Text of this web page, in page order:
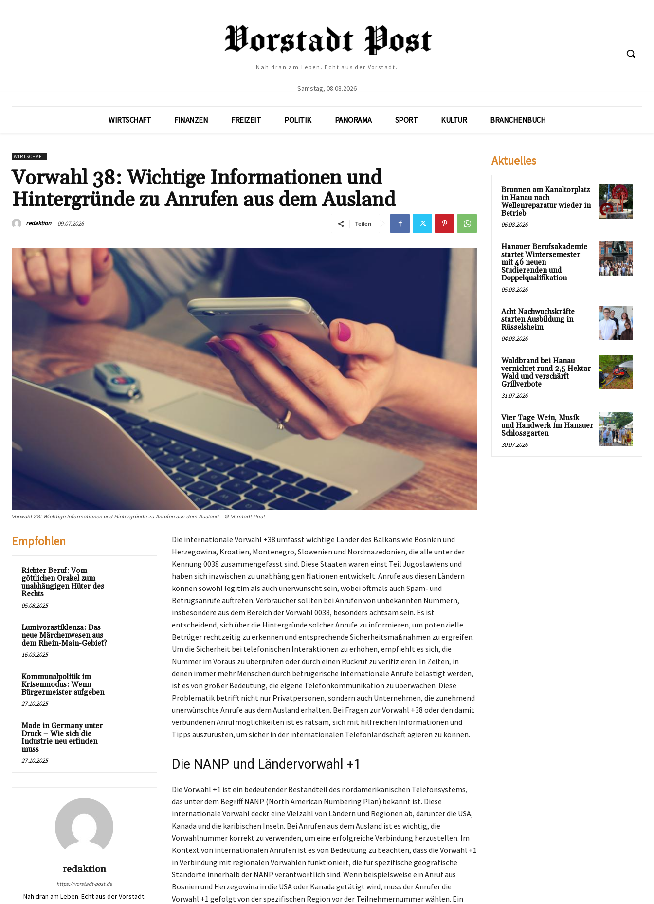
Nah dran am Leben. Echt aus der Vorstadt.
Samstag, 08.08.2026
WIRTSCHAFT FINANZEN FREIZEIT POLITIK PANORAMA SPORT KULTUR BRANCHENBUCH
WIRTSCHAFT
Vorwahl 38: Wichtige Informationen und
Hintergründe zu Anrufen aus dem Ausland
redaktion 09.07.2026 Teilen
Vorwahl 38: Wichtige Informationen und Hintergründe zu Anrufen aus dem Ausland - © Vorstadt Post
Empfohlen
Richter Beruf: Vom
göttlichen Orakel zum
unabhängigen Hüter des
Rechts
05.08.2025
Lumivorastiklenza: Das
neue Märchenwesen aus
dem Rhein-Main-Gebiet?
16.09.2025
Kommunalpolitik im
Krisenmodus: Wenn
Bürgermeister aufgeben
27.10.2025
Made in Germany unter
Druck – Wie sich die
Industrie neu erfinden
muss
27.10.2025
redaktion
https://vorstadt-post.de
Nah dran am Leben. Echt aus der Vorstadt.
Die internationale Vorwahl +38 umfasst wichtige Länder des Balkans wie Bosnien und
Herzegowina, Kroatien, Montenegro, Slowenien und Nordmazedonien, die alle unter der
Kennung 0038 zusammengefasst sind. Diese Staaten waren einst Teil Jugoslawiens und
haben sich inzwischen zu unabhängigen Nationen entwickelt. Anrufe aus diesen Ländern
können sowohl legitim als auch unerwünscht sein, wobei oftmals auch Spam- und
Betrugsanrufe auftreten. Verbraucher sollten bei Anrufen von unbekannten Nummern,
insbesondere aus dem Bereich der Vorwahl 0038, besonders achtsam sein. Es ist
entscheidend, sich über die Hintergründe solcher Anrufe zu informieren, um potenzielle
Betrüger rechtzeitig zu erkennen und entsprechende Sicherheitsmaßnahmen zu ergreifen.
Um die Sicherheit bei telefonischen Interaktionen zu erhöhen, empfiehlt es sich, die
Nummer im Voraus zu überprüfen oder durch einen Rückruf zu verifizieren. In Zeiten, in
denen immer mehr Menschen durch betrügerische internationale Anrufe belästigt werden,
ist es von großer Bedeutung, die eigene Telefonkommunikation zu überwachen. Diese
Problematik betrifft nicht nur Privatpersonen, sondern auch Unternehmen, die zunehmend
unerwünschte Anrufe aus dem Ausland erhalten. Bei Fragen zur Vorwahl +38 oder den damit
verbundenen Anrufmöglichkeiten ist es ratsam, sich mit hilfreichen Informationen und
Tipps auszurüsten, um sicher in der internationalen Telefonlandschaft agieren zu können.
Die NANP und Ländervorwahl +1
Die Vorwahl +1 ist ein bedeutender Bestandteil des nordamerikanischen Telefonsystems,
das unter dem Begriff NANP (North American Numbering Plan) bekannt ist. Diese
internationale Vorwahl deckt eine Vielzahl von Ländern und Regionen ab, darunter die USA,
Kanada und die karibischen Inseln. Bei Anrufen aus dem Ausland ist es wichtig, die
Vorwahlnummer korrekt zu verwenden, um eine erfolgreiche Verbindung herzustellen. Im
Kontext von internationalen Anrufen ist es von Bedeutung zu beachten, dass die Vorwahl +1
in Verbindung mit regionalen Vorwahlen funktioniert, die für spezifische geografische
Standorte innerhalb der NANP verantwortlich sind. Wenn beispielsweise ein Anruf aus
Bosnien und Herzegowina in die USA oder Kanada getätigt wird, muss der Anrufer die
Vorwahl +1 gefolgt von der spezifischen Region vor der Teilnehmernummer wählen. Ein
Aktuelles
Brunnen am Kanaltorplatz
in Hanau nach
Wellenreparatur wieder in
Betrieb
06.08.2026
Hanauer Berufsakademie
startet Wintersemester
mit 46 neuen
Studierenden und
Doppelqualifikation
05.08.2026
Acht Nachwuchskräfte
starten Ausbildung in
Rüsselsheim
04.08.2026
Waldbrand bei Hanau
vernichtet rund 2,5 Hektar
Wald und verschärft
Grillverbote
31.07.2026
Vier Tage Wein, Musik
und Handwerk im Hanauer
Schlossgarten
30.07.2026